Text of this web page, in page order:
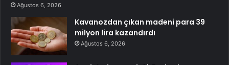
Ağustos 6, 2026
Kavanozdan çıkan madeni para 39
milyon lira kazandırdı
Ağustos 6, 2026